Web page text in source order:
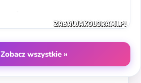
Zobacz wszystkie »